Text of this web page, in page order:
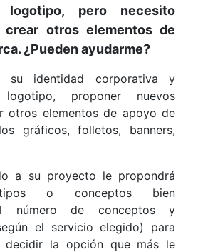
pero necesito
crear otros elementos de
¿Pueden ayudarme?
su identidad corporativa y
proponer nuevos
otros elementos de apoyo de
gráficos, folletos, banners,
a su proyecto le propondrá
o conceptos bien
número de conceptos y
el servicio elegido) para
decidir la opción que más le